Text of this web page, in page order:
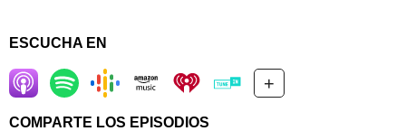
ESCUCHA EN
+
COMPARTE LOS EPISODIOS